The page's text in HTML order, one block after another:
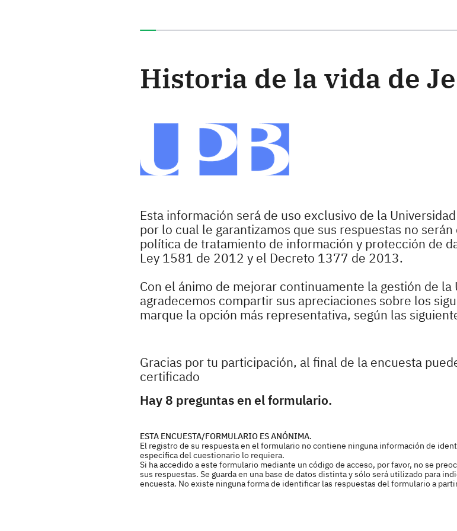
Historia de la vida de
Esta información será de uso exclusivo de la
por lo cual le garantizamos que sus respuestas no
política de tratamiento de información y protección de
Ley 1581 de 2012 y el Decreto 1377 de 2013.
Con el ánimo de mejorar continuamente la gestión de la
agradecemos compartir sus apreciaciones sobre los
marque la opción más representativa, según las
Gracias por tu participación, al final de la encuesta
certificado
Hay 8 preguntas en el formulario.
ESTA ENCUESTA/FORMULARIO ES ANÓNIMA.
El registro de su respuesta en el formulario no contiene ninguna información de
específica del cuestionario lo requiera.
Si ha accedido a este formulario mediante un código de acceso, por favor, no se
sus respuestas. Se guarda en una base de datos distinta y sólo será utilizado para
encuesta. No existe ninguna forma de identificar las respuestas del formulario a